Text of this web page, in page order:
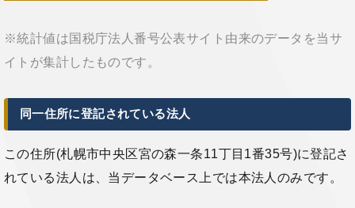
※統計値は国税庁法人番号公表サイト由来のデータを当サ
イトが集計したものです。
同一住所に登記されている法人
この住所(札幌市中央区宮の森一条11丁目1番35号)に登記さ
れている法人は、当データベース上では本法人のみです。